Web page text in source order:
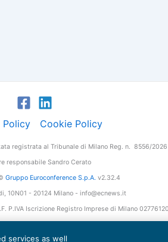
Policy Cookie Policy
registrata al Tribunale di Milano Reg. n. 8556/2026
responsabile Sandro Cerato
Gruppo Euroconference S.p.A. v2.32.4
10N01 - 20124 Milano - info@ecnews.it
P.IVA Iscrizione Registro Imprese di Milano
services as well